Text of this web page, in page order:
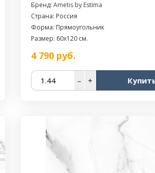
Бренд: Ametis by Estima
Страна: Россия
Форма: Прямоугольник
Размер: 60x120 см.
4 790руб.
– +